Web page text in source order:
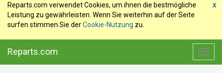
x
Reparts.com verwendet Cookies, um ihnen die bestmögliche
Leistung zu gewährleisten. Wenn Sie weiterhin auf der Seite
surfen stimmen Sie derCookie-Nutzung zu.
Reparts.com